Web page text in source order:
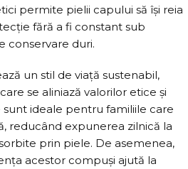
permite pielii capului să își reia
fără a fi constant sub
conservare duri.
un stil de viață sustenabil,
se aliniază valorilor etice și
ideale pentru familiile care
reducând expunerea zilnică la
prin piele. De asemenea,
acestor compuși ajută la